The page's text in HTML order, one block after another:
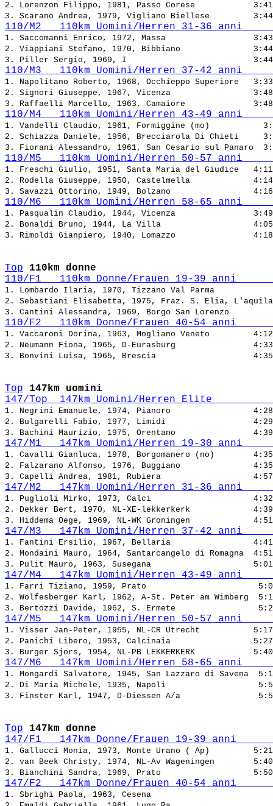
2. Lorenzon Filippo, 1981, Passo Corese
3. Scarano Andrea, 1979, Vigliano Biellese
110/M2   110km Uomini/Herren 31-36 anni
1. Saccomanni Enrico, 1972, Massa
2. Viappiani Stefano, 1970, Bibbiano
3. Piller Sergio, 1969, I
110/M3   110km Uomini/Herren 37-42 anni
1. Napolitano Roberto, 1968, Occhieppo Superiore
2. Signori Giuseppe, 1967, Vicenza
3. Raffaelli Marcello, 1963, Camaiore
110/M4   110km Uomini/Herren 43-49 anni
1. Vandelli Claudio, 1961, Formiggine (mo)
2. Schiazza Daniele, 1956, Brecciarola Di Chieti
3. Fiorani Alessandro, 1961, San Cesario sul Panaro
110/M5   110km Uomini/Herren 50-57 anni
1. Freschi Giulio, 1951, Santa Maria del Giudice
2. Rodella Giuseppe, 1950, Castelmella
3. Savazzi Ottorino, 1949, Bolzano
110/M6   110km Uomini/Herren 58-65 anni
1. Pasqualin Claudio, 1944, Vicenza
2. Bonaldi Bruno, 1944, La Villa
3. Rimoldi Gianpiero, 1940, Lomazzo
Top
110km donne
110/F1   110km Donne/Frauen 19-39 anni
1. Lombardo Ilaria, 1970, Tizzano Val
2. Sebastiani Elisabetta, 1975, Fraz. S. Elia,
3. Cantini Alessandra, 1969, Borgo San
110/F2   110km Donne/Frauen 40-54 anni
1. Vaccaroni Dorina, 1963, Mogliano Veneto
2. Neumann Fiona, 1965, D-Eurasburg
3. Bonvini Luisa, 1965, Brescia
Top
147km uomini
147/Top  147km Uomini/Herren Elite
1. Negrini Emanuele, 1974, Pianoro
2. Bulgarelli Fabio, 1977, Limidi
3. Bachini Maurizio, 1975, Orentano
147/M1   147km Uomini/Herren 19-30 anni
1. Cavalli Gianluca, 1978, Borgomanero (no)
2. Falzarano Alfonso, 1976, Buggiano
3. Capelli Andrea, 1981, Rubiera
147/M2   147km Uomini/Herren 31-36 anni
1. Puglioli Mirko, 1973, Calci
2. Dekker Bert, 1970, NL-XE-lekkerkerk
3. Hiddema Oege, 1969, NL-WK Groningen
147/M3   147km Uomini/Herren 37-42 anni
1. Fantini Ersilio, 1967, Bellaria
2. Mondaini Mauro, 1964, Santarcangelo di Romagna
3. Pulit Mauro, 1963, Susegana
147/M4   147km Uomini/Herren 43-49 anni
1. Farri Tiziano, 1959, Prato
2. Wolfesberger Karl, 1962, A-St. Peter am Wimberg
3. Bertozzi Davide, 1962, S. Ermete
147/M5   147km Uomini/Herren 50-57 anni
1. Visser Jan-Peter, 1955, NL-CR Utrecht
2. Panichi Libero, 1953, Calcinaia
3. Burger Sjors, 1954, NL-PB LEKKERKERK
147/M6   147km Uomini/Herren 58-65 anni
1. Mongardi Salvatore, 1945, San Lazzaro di Savena
2. Di Maria Michele, 1935, Napoli
3. Finster Karl, 1947, D-Diessen A/a
Top
147km donne
147/F1   147km Donne/Frauen 19-39 anni
1. Gallucci Monia, 1973, Monte Urano ( Ap)
2. van Beek Christy, 1974, NL-Av Wageningen
3. Bianchini Sandra, 1969, Prato
147/F2   147km Donne/Frauen 40-54 anni
1. Sbrighi Paola, 1963,